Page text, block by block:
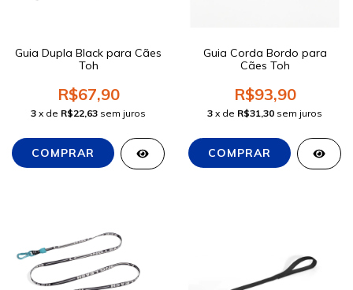
Guia Dupla Black para Cães
Toh
R$67,90
3 x de R$22,63 sem juros
Guia Corda Bordo para
Cães Toh
R$93,90
3 x de R$31,30 sem juros